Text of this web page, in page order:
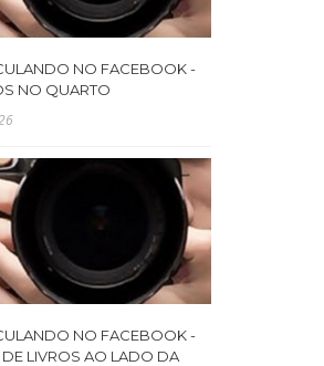
NO FACEBOOK -
NO QUARTO
NO FACEBOOK -
DE LIVROS AO LADO DA